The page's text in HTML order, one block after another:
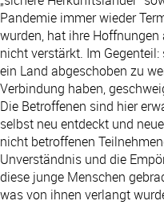
Pandemie immer wieder
wurden, hat ihre
nicht verstärkt. Im
ein Land abgeschoben zu
Verbindung haben,
Die Betroffenen sind hier
selbst neu entdeckt und
nicht betroffenen
Unverständnis und die
diese junge Menschen
was von ihnen verlangt